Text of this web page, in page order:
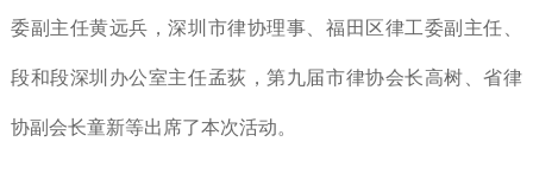
委副主任黄远兵，深圳市律协理事、福田区律工委副主任、
段和段深圳办公室主任孟荻，第九届市律协会长高树、省律
协副会长童新等出席了本次活动。